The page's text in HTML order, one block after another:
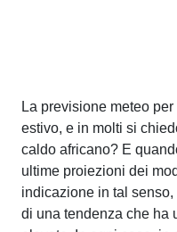
La previsione meteo
estivo, e in molti si
caldo africano? E
ultime proiezioni dei
indicazione in tal
di una tendenza che ha